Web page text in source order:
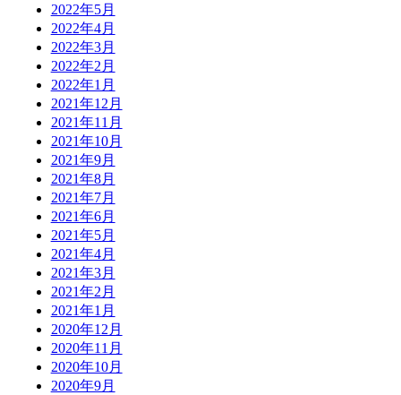
2022年5月
2022年4月
2022年3月
2022年2月
2022年1月
2021年12月
2021年11月
2021年10月
2021年9月
2021年8月
2021年7月
2021年6月
2021年5月
2021年4月
2021年3月
2021年2月
2021年1月
2020年12月
2020年11月
2020年10月
2020年9月